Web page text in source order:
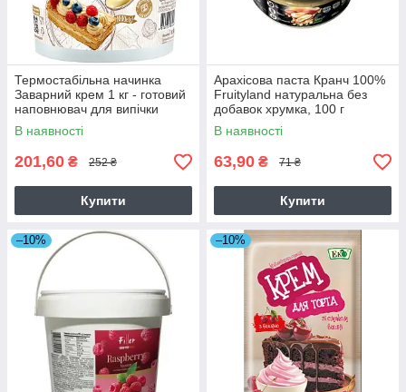
Термостабільна начинка
Заварний крем 1 кг - готовий
наповнювач для випічки
В наявності
201,60 ₴ 252 ₴
Купити
Арахісова паста Кранч 100%
Fruityland натуральна без
добавок хрумка, 100 г
В наявності
63,90 ₴ 71 ₴
Купити
–10% –10%